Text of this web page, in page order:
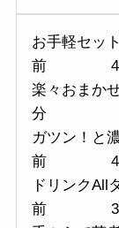
お手軽
前
楽々おま
分
ガツン！
前
ドリンク
前